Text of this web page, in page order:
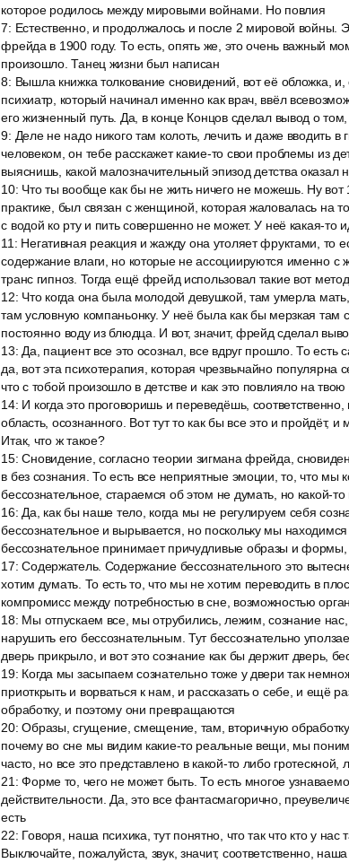
которое родилось между мировыми войнами. Но повлия
7: Естественно, и продолжалось и после 2 мировой войны.
фрейда в 1900 году. То есть, опять же, это очень важный
произошло. Танец жизни был написан
8: Вышла книжка толкование сновидений, вот её обложка,
психиатр, который начинал именно как врач, ввёл
его жизненный путь. Да, в конце Концов сделал вывод о
9: Деле не надо никого там колоть, лечить и даже вводить в
человеком, он тебе расскажет какие-то свои проблемы из
выяснишь, какой малозначительный эпизод детства оказал
10: Что ты вообще как бы не жить ничего не можешь. Ну
практике, был связан с женщиной, которая жаловалась на
с водой ко рту и пить совершенно не может. У неё какая-то
11 : Негативная реакция и жажду она утоляет фруктами, то
содержание влаги, но которые не ассоциируются именно с
транс гипноз. Тогда ещё фрейд использовал такие вот
12: Что когда она была молодой девушкой, там умерла
там условную компаньонку. У неё была как бы мерзкая там
постоянно воду из блюдца. И вот, значит, фрейд сделал
13: Да, пациент все это осознал, все вдруг прошло. То есть
да, вот эта психотерапия, которая чрезвычайно
что с тобой произошло в детстве и как это повлияло на твою
14: И когда это проговоришь и переведёшь,
область, осознанного. Вот тут то как бы все это и пройдёт,
Итак, что ж такое?
15:Сновидение, согласно теории зигмана фрейда,
в без сознания. То есть все неприятные эмоции, то, что
бессознательное, стараемся об этом не думать, но какой-
16: Да, как бы наше тело, когда мы не регулируем себя
бессознательное и вырывается, но поскольку мы
бессознательное принимает причудливые образы и формы,
17:Содержатель. Содержание бессознательного это
хотим думать. То есть то, что мы не хотим переводить в
компромисс между потребностью в сне, возможностью
18: Мы отпускаем все, мы отрубились, лежим, сознание
нарушить его бессознательным. Тут бессознательно
дверь прикрыло, и вот это сознание как бы держит дверь,
19: Когда мы засыпаем сознательно тоже у двери так
приоткрыть и ворваться к нам, и рассказать о себе, и ещё
обработку, и поэтому они превращаются
20:Образы, сгущение, смещение, там, вторичную
почему во сне мы видим какие-то реальные вещи, мы
часто, но все это представлено в какой-то либо гротескной,
21 :Форме то, чего не может быть. То есть многое
действительности. Да, это все фантасмагорично,
есть
22: Говоря, наша психика, тут понятно, что так что кто у
Выключайте, пожалуйста, звук, значит, соответственно,